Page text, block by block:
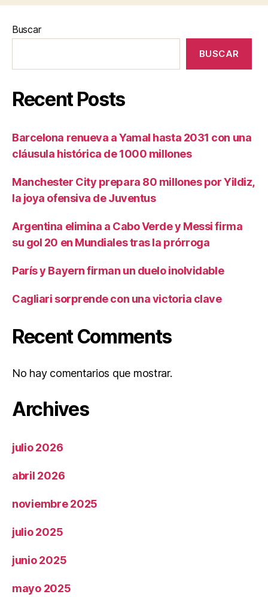
Buscar
BUSCAR
Recent Posts
Barcelona renueva a Yamal hasta 2031 con una
cláusula histórica de 1000 millones
Manchester City prepara 80 millones por Yildiz,
la joya ofensiva de Juventus
Argentina elimina a Cabo Verde y Messi firma
su gol 20 en Mundiales tras la prórroga
París y Bayern firman un duelo inolvidable
Cagliari sorprende con una victoria clave
Recent Comments
No hay comentarios que mostrar.
Archives
julio 2026
abril 2026
noviembre 2025
julio 2025
junio 2025
mayo 2025